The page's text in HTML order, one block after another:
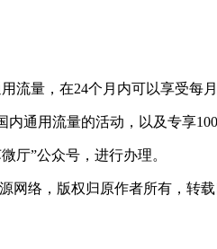
流量，在24个月内可以享受每
内通用流量的活动，以及专享
厅”公众号，进行办理。
网络，版权归原作者所有，转